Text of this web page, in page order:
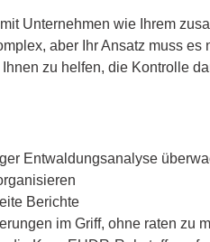
Unternehmen wie Ihrem
aber Ihr Ansatz muss
zu helfen, die Kontrolle
Entwaldungsanalyse
Berichte
im Griff, ohne raten zu